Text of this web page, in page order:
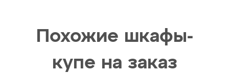
Похожие шкафы-
купе на заказ